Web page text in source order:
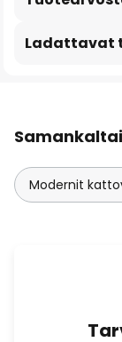
Ladattavat
Modernit